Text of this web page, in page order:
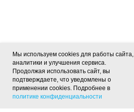
Мы используем cookies для работы сайта,
аналитики и улучшения сервиса.
Продолжая использовать сайт, вы
подтверждаете, что уведомлены о
применении cookies. Подробнее в
политике конфиденциальности